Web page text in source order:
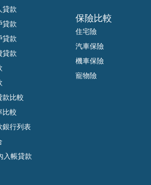
貸款
貸款
貸款
貸款
款比較
比較
銀行列表
入帳貸款
保險比較
住宅險
汽車保險
機車保險
寵物險